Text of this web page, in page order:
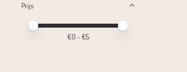
Prijs
Minimale prijswaarde
Price maximum value
€0 - €5